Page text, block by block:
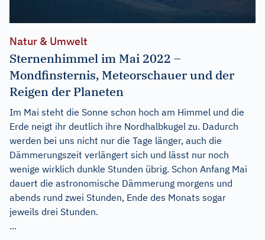
Natur & Umwelt
Sternenhimmel im Mai 2022 –
Mondfinsternis, Meteorschauer und der
Reigen der Planeten
Im Mai steht die Sonne schon hoch am Himmel und die
Erde neigt ihr deutlich ihre Nordhalbkugel zu. Dadurch
werden bei uns nicht nur die Tage länger, auch die
Dämmerungszeit verlängert sich und lässt nur noch
wenige wirklich dunkle Stunden übrig. Schon Anfang Mai
dauert die astronomische Dämmerung morgens und
abends rund zwei Stunden, Ende des Monats sogar
jeweils drei Stunden.
...